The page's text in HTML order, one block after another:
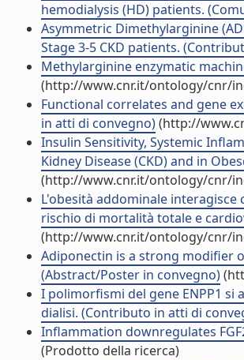
hemodialysis (HD) patients.
Asymmetric Dimethylarginine
Stage 3-5 CKD patients.
Methylarginine enzymatic
(http://www.cnr.it/ontology/cnr/
Functional correlates and gene
in atti di convegno)(http://
Insulin Sensitivity, Systemic
Kidney Disease (CKD) and in
(http://www.cnr.it/ontology/cnr/
L'obesità addominale
rischio di mortalità totale e
(http://www.cnr.it/ontology/cnr/
Adiponectin is a strong modifier
(Abstract/Poster in convegno)
I polimorfismi del gene ENPP1
dialisi. (Contributo in atti di
Inflammation downregulates
(Prodotto della ricerca)